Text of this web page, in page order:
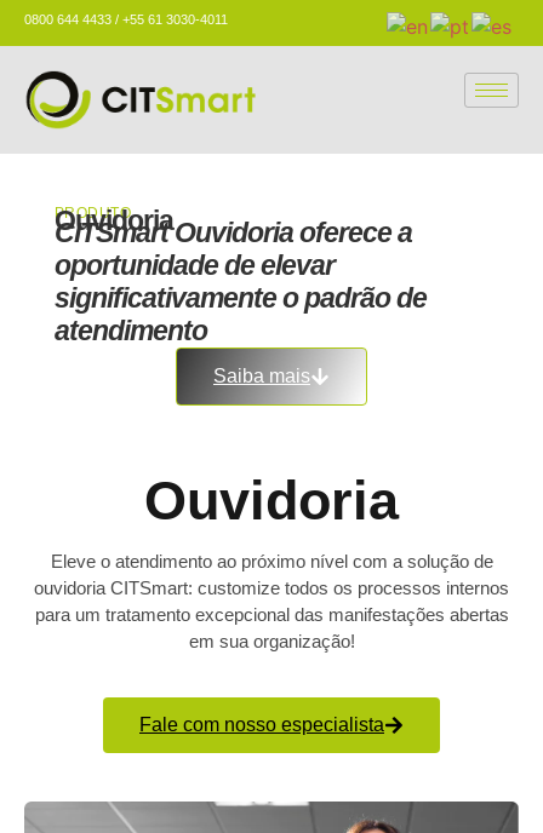
0800 644 4433 / +55 61 3030-4011
PRODUTO
Ouvidoria
CITSmart Ouvidoria oferece a
oportunidade de elevar
significativamente o padrão de
atendimento
Saiba mais
Ouvidoria
Eleve o atendimento ao próximo nível com a solução de
ouvidoria CITSmart: customize todos os processos internos
para um tratamento excepcional das manifestações abertas
em sua organização!
Fale com nosso especialista